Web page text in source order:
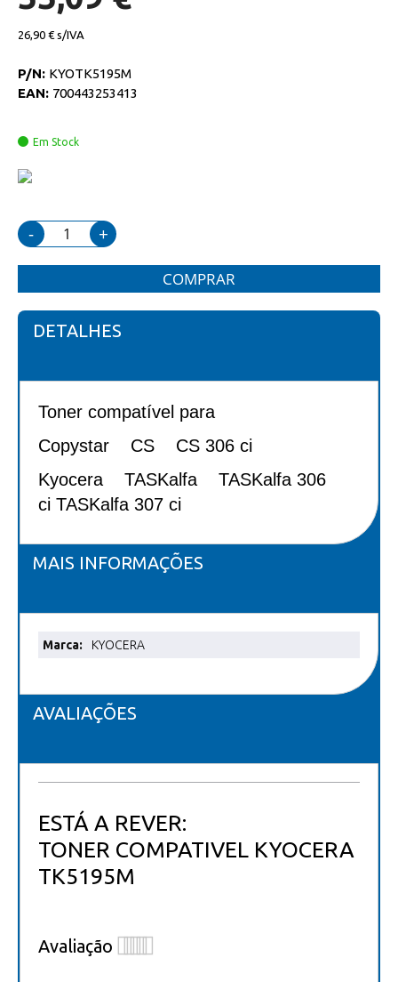
26,90 €
P/N: KYOTK5195M
EAN: 700443253413
Em Stock
- +
COMPRAR
DETALHES
Toner compatível para
Copystar CS CS 306 ci
Kyocera
TASKalfa TASKalfa 306
ci TASKalfa 307 ci
MAIS INFORMAÇÕES
Mais
KYOCERA
AVALIAÇÕES
ESTÁ A REVER:
TONER COMPATIVEL KYOCERA
TK5195M
Avaliação